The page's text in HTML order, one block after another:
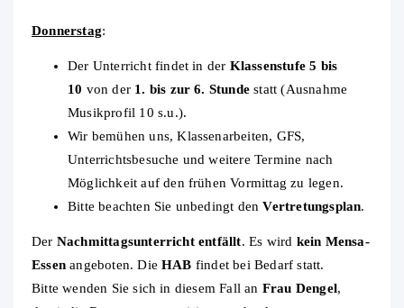
Donnerstag:
Der Unterricht findet in der Klassenstufe 5 bis
10 von der 1. bis zur 6. Stunde statt (Ausnahme
Musikprofil 10 s.u.).
Wir bemühen uns, Klassenarbeiten, GFS,
Unterrichtsbesuche und weitere Termine nach
Möglichkeit auf den frühen Vormittag zu legen.
Bitte beachten Sie unbedingt denVertretungsplan.
Der Nachmittagsunterricht entfällt. Es wird kein Mensa-
Essenangeboten. DieHAB findet bei Bedarf statt.
Bitte wenden Sie sich in diesem Fall an Frau Dengel,